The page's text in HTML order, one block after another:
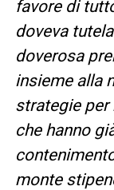
favore di
doveva
doverosa
insieme alla
strategie
che hanno
monte